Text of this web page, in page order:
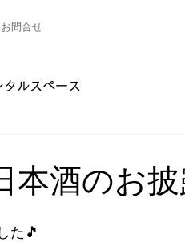
お問合せ
タルスペース
本酒のお
た🎵